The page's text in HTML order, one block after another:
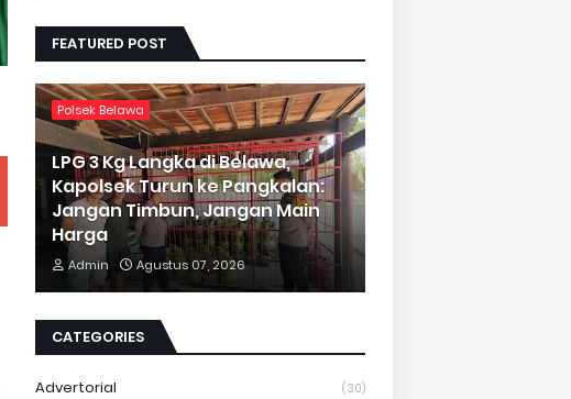
FEATURED POST
Polsek Belawa
LPG 3 Kg Langka di Belawa,
Kapolsek Turun ke Pangkalan:
Jangan Timbun, Jangan Main
Harga
Admin Agustus 07, 2026
CATEGORIES
Advertorial (30)